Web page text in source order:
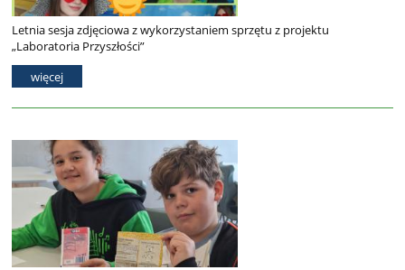
Letnia sesja zdjęciowa z wykorzystaniem sprzętu z projektu
„Laboratoria Przyszłości”
więcej